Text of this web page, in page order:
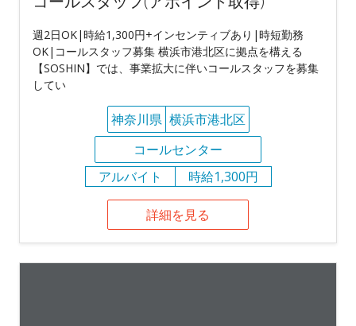
週2日OK|時給1,300円+インセンティブあり|時短勤務
OK|コールスタッフ募集 横浜市港北区に拠点を構える
【SOSHIN】では、事業拡大に伴いコールスタッフを募集
してい
神奈川県 横浜市港北区
コールセンター
アルバイト
時給1,300円
詳細を見る